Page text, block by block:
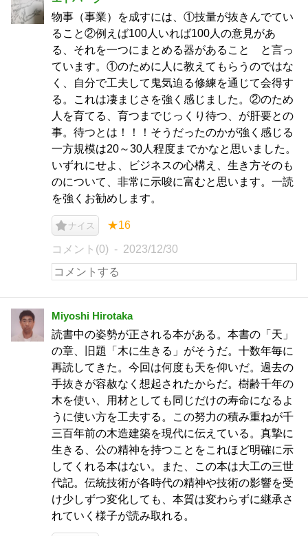
物事（事業）を成すには、①技量が抜きんでてい
ること②例えば100人いれば100人の意見があ
る、それを一つにまとめる器があること と言っ
ています。①のために人に教えてもらうのではな
く、自分で工夫して鬼気迫る修練を通じて会得す
る。これは凄まじさを強く感じました。②のため
人を育てる、育つまでじっくり待つ、が肝要との
事。待つとは！！！そうだったのかが強く感じる
一方規模は20～30人程度までかなと思いました。
いずれにせよ、ビジネスの心構え、生き方そのも
のについて、非常に示唆に富むと思います。一読
を強くお勧めします。
ナイス ★16
コメント(0) 2023/12/30
Miyoshi Hirotaka
読書中の姿勢が正される本がある。本書の「天」
の章、旧題「木に生きる」がそうだ。十数年毎に
再読してきた。今回は何度も天を仰いだ。過去の
手抜きが容赦なく想起されたからだ。樹齢千年の
木を使い、用材としても同じだけの寿命になるよ
うに使い方を工夫する。この努力の積み重ねが千
三百年前の木造建築を現代に伝えている。真摯に
生きる、公の精神を持つことをこれほど明確に示
してくれる本はない。また、この本は大工の三世
代記。伝統技術が各時代の精神や技術の影響を受
け少しずつ変化しても、本質は変わらずに継承さ
れていく様子が読み取れる。